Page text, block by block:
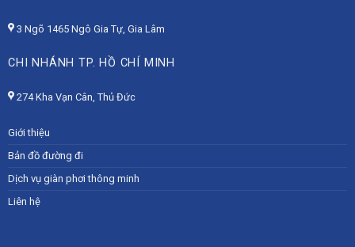
3 Ngõ 1465 Ngô Gia Tự, Gia Lâm
CHI NHÁNH TP. HỒ CHÍ MINH
274 Kha Vạn Cân, Thủ Đức
Giới thiệu
Bản đồ đường đi
Dịch vụ giàn phơi thông minh
Liên hệ